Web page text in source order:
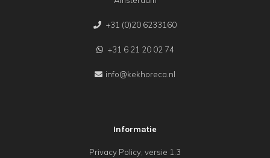
+31 (0)20 6233160
+31 6 21 20 02 74
info@kekhoreca.nl
Informatie
Privacy Policy, versie 1.3